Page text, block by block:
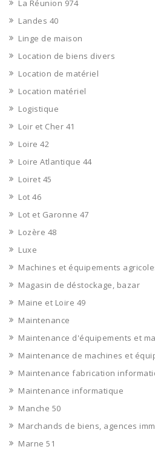
La Réunion 974
Landes 40
Linge de maison
Location de biens divers
Location de matériel
Location matériel
Logistique
Loir et Cher 41
Loire 42
Loire Atlantique 44
Loiret 45
Lot 46
Lot et Garonne 47
Lozère 48
Luxe
Machines et équipements
Magasin de déstockage, bazar
Maine et Loire 49
Maintenance
Maintenance d'équipements et
Maintenance de machines et
Maintenance fabrication
Maintenance informatique
Manche 50
Marchands de biens, agences
Marne 51